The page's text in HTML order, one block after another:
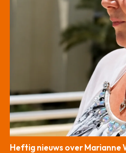
Heftig nieuws over Marianne